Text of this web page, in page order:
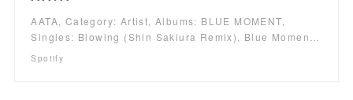
AATA, Category: Artist, Albums: BLUE MOMENT,
Singles: Blowing (Shin Sakiura Remix), Blue Momen…
Spotify